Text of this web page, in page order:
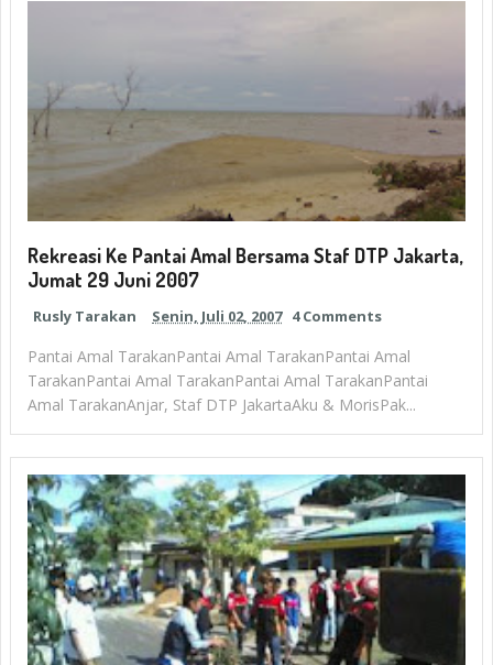
Rekreasi Ke Pantai Amal Bersama Staf DTP Jakarta,
Jumat 29 Juni 2007
Rusly Tarakan Senin, Juli 02, 2007 4 Comments
Pantai Amal TarakanPantai Amal TarakanPantai Amal
TarakanPantai Amal TarakanPantai Amal TarakanPantai
Amal TarakanAnjar, Staf DTP JakartaAku & MorisPak...